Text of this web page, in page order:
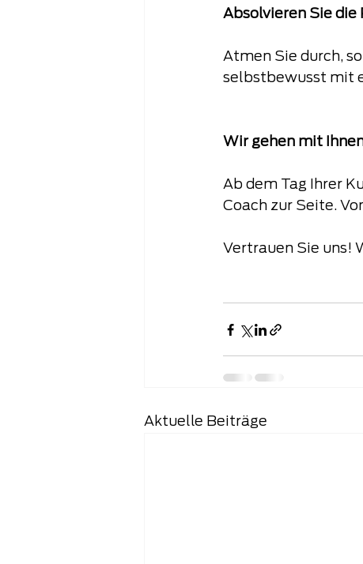
Absolvieren Sie die
Atmen Sie durch,
selbstbewusst mit
Wir gehen mit
Ab dem Tag Ihrer
Coach zur Seite.
Vertrauen Sie uns!
Aktuelle Beiträge